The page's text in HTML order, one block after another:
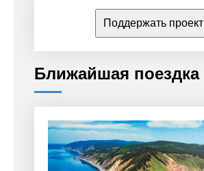
Поддержать проект
Ближайшая поездка